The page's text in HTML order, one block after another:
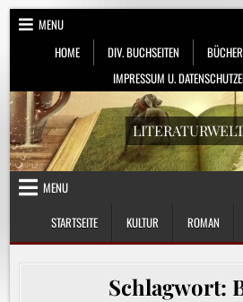
Skip
MENU
HOME
DIV. BUCHSEITEN
IMPRESSUM U.
MENU
STARTSEITE
KULTUR ROMAN
Schlagwort: